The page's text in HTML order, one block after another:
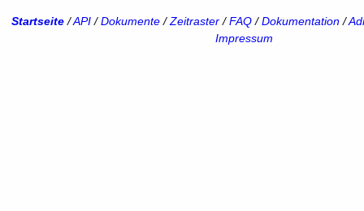
Startseite/API/Dokumente/Zeitraster/FAQ/Dokumentation/
Impressum